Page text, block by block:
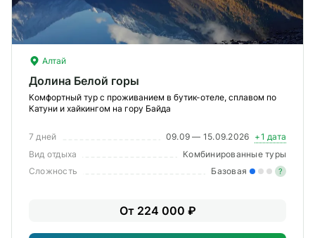
Алтай
Долина Белой горы
Комфортный тур с проживанием в бутик-отеле, сплавом по
Катуни и хайкингом на гору Байда
7 дней 09.09 — 15.09.2026 +1 дата
Вид отдыха
Комбинированные туры
Сложность
Базовая ?
От 224 000 ₽